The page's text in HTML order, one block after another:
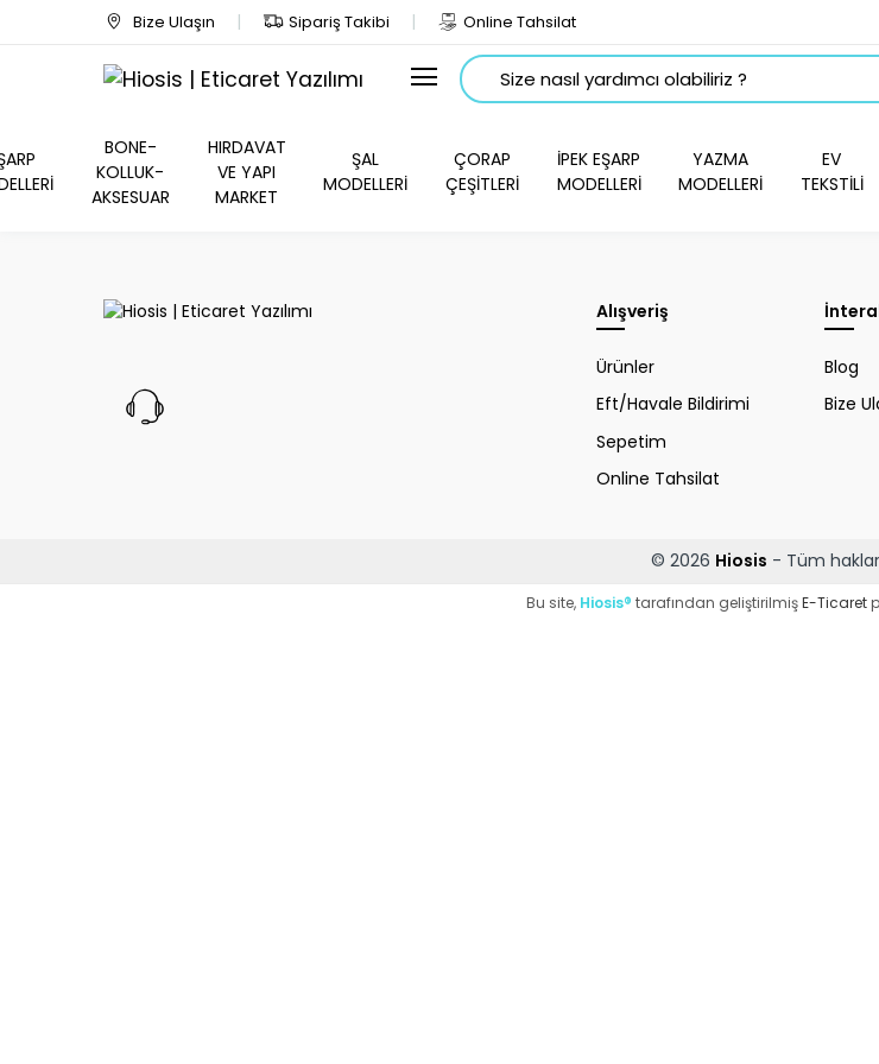
Bize Ulaşın Sipariş Takibi Online Tahsilat
Arama
BONE-
KOLLUK-
AKSESUAR
HIRDAVAT
VE YAPI
MARKET
ŞAL
MODELLERİ
ÇORAP
ÇEŞİTLERİ
İPEK EŞARP
MODELLERİ
YAZMA
MODELLERİ
EV
TEKSTİLİ
Alışveriş
Ürünler
Eft/Havale Bildirimi
Sepetim
Online Tahsilat
Blog
Bize
© 2026 Hiosis - Tüm
Bu site, Hiosis® tarafından geliştirilmişE-Ticaret